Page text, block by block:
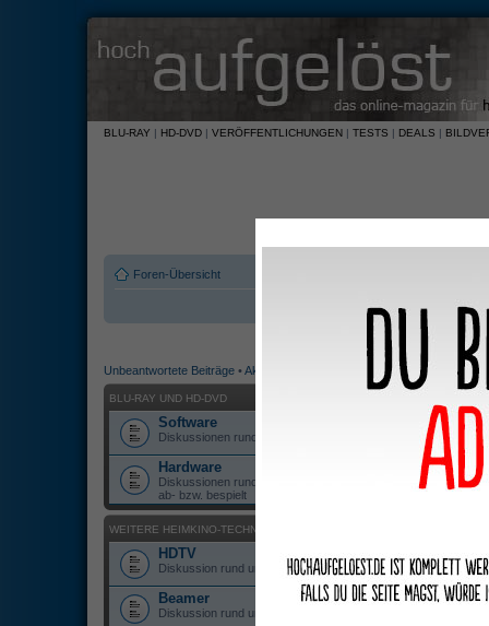
BLU-RAY | HD-DVD | VERÖFFENTLICHUNGEN | TESTS | DEALS |
Foren-Übersicht
Unbeantwortete Beiträge •Aktive Themen
BLU-RAY UND HD-DVD
Software
Diskussionen rund um Blu-ray und HD-DVD
Hardware
Diskussionen rund um Hardware, die Blu-ray oder/und HD-
ab- bzw. bespielt
WEITERE HEIMKINO-TECHNIK
HDTV
Diskussion rund um HD-ready und Full-HD TV Geräte
Beamer
Diskussion rund um Beamer, ob DLP, LCD oder DILA